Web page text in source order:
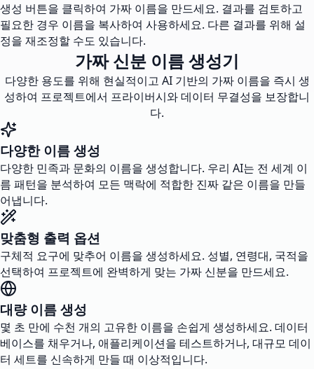
생성 버튼을 클릭하여 가짜 이름을 만드세요. 결과를 검토하고
필요한 경우 이름을 복사하여 사용하세요. 다른 결과를 위해 설
정을 재조정할 수도 있습니다.
가짜 신분 이름 생성기
다양한 용도를 위해 현실적이고 AI 기반의 가짜 이름을 즉시 생
성하여 프로젝트에서 프라이버시와 데이터 무결성을 보장합니
다.
다양한 이름 생성
다양한 민족과 문화의 이름을 생성합니다. 우리 AI는 전 세계 이
름 패턴을 분석하여 모든 맥락에 적합한 진짜 같은 이름을 만들
어냅니다.
맞춤형 출력 옵션
구체적 요구에 맞추어 이름을 생성하세요. 성별, 연령대, 국적을
선택하여 프로젝트에 완벽하게 맞는 가짜 신분을 만드세요.
대량 이름 생성
몇 초 만에 수천 개의 고유한 이름을 손쉽게 생성하세요. 데이터
베이스를 채우거나, 애플리케이션을 테스트하거나, 대규모 데이
터 세트를 신속하게 만들 때 이상적입니다.